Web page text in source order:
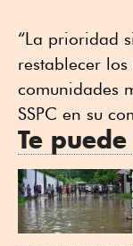
“La prioridad
restablecer
comunidades
SSPC en su
Te